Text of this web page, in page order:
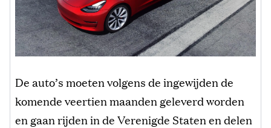
De auto’s moeten volgens de ingewijden de
komende veertien maanden geleverd worden
en gaan rijden in de Verenigde Staten en delen